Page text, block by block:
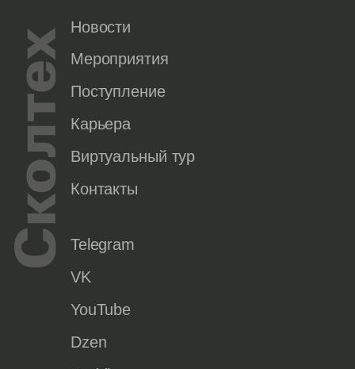
Новости
Мероприятия
Поступление
Карьера
Виртуальный тур
Контакты
Telegram
VK
YouTube
Dzen